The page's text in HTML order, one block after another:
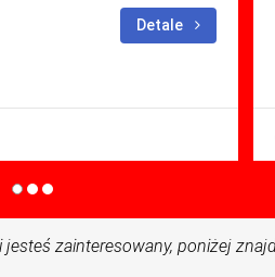
Detale
zainteresowany, poniżej